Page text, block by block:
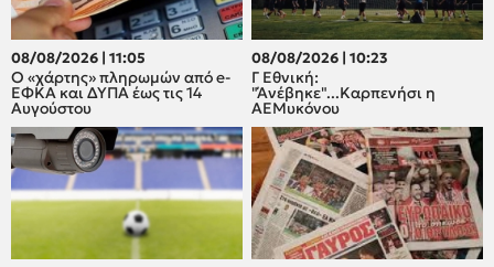
08/08/2026 | 11:05
Ο «χάρτης» πληρωμών από e-
ΕΦΚΑ και ΔΥΠΑ έως τις 14
Αυγούστου
08/08/2026 | 10:23
Γ Εθνική:
"Άνέβηκε"...Καρπενήσι η
ΑΕΜυκόνου